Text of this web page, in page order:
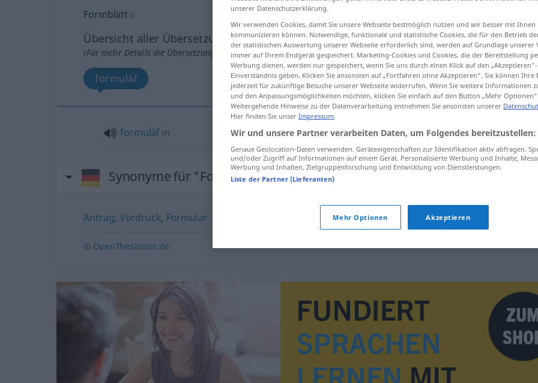
Formblatt n
Übersicht aller Übersetzungen
(Für mehr Details die Übersetzung anklicken/antippen)
formulář
formulář m Formblatt
Synonyme für "Formblatt"
Antrag, Vordruck, Formular
© OpenThesaurus.de
unserer Datenschutzerklärung.
Wir verwenden Cookies, damit Sie unsere Webseite bestmöglich nutzen und wir besser mit Ihnen
kommunizieren können. Notwendige, funktionale und statistische Cookies, die für den Betrieb
der statistischen Auswertung unserer Webseite erforderlich sind, werden auf Grundlage unserer
immer auf Ihrem Endgerät gespeichert. Marketing-Cookies und Cookies, die der Bereitstellung
Werbung dienen, werden nur gespeichert, wenn Sie uns durch einen Klick auf den
Einverständnis geben. Klicken Sie ansonsten auf „Fortfahren ohne Akzeptieren“. Sie können
jederzeit für zukünftige Besuche unserer Webseite widerrufen. Wenn Sie weitere Informationen
und den Anpassungsmöglichkeiten möchten, klicken Sie einfach auf den Button „Mehr
Weitergehende Hinweise zu der Datenverarbeitung entnehmen Sie ansonsten unserer
Hier finden Sie unser Impressum.
Wir und unsere Partner verarbeiten Daten, um Folgendes bereitzustellen:
Genaue Geolocation-Daten verwenden. Geräteeigenschaften zur Identifikation aktiv abfragen.
und/oder Zugriff auf Informationen auf einem Gerät. Personalisierte Werbung und Inhalte,
Werbung und Inhalten, Zielgruppenforschung und Entwicklung von Dienstleistungen.
Liste der Partner (Lieferanten)
Mehr Optionen Akzeptieren